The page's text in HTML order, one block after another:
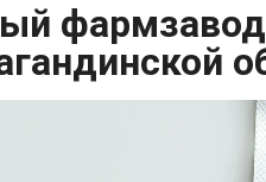
фармзавод